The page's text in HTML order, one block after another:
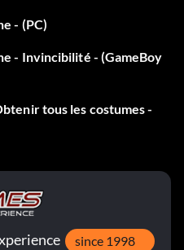
- (PC)
- Invincibilité - (GameBoy
tous les costumes -
since 1998